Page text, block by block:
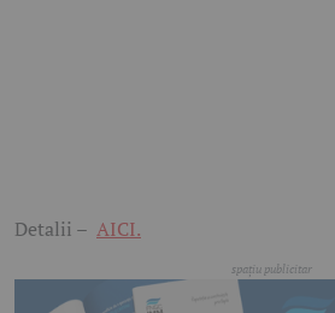
Detalii – AICI.